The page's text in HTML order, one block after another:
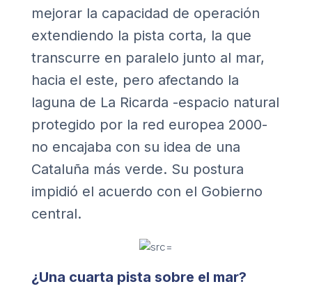
mejorar la capacidad de operación
extendiendo la pista corta, la que
transcurre en paralelo junto al mar,
hacia el este, pero afectando la
laguna de La Ricarda -espacio natural
protegido por la red europea 2000-
no encajaba con su idea de una
Cataluña más verde. Su postura
impidió el acuerdo con el Gobierno
central.
¿Una cuarta pista sobre el mar?